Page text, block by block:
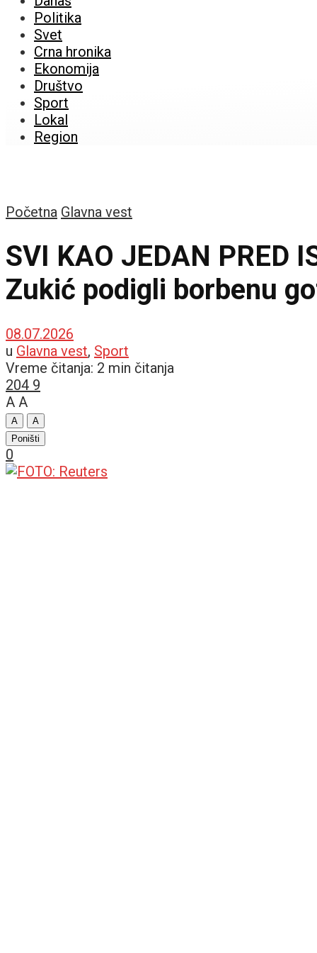
Politika
Svet
Crna hronika
Ekonomija
Društvo
Sport
Lokal
Region
Početna Glavna vest
SVI KAO JEDAN PRED
Zukić podigli borbenu
08.07.2026
u Glavna vest, Sport
Vreme čitanja: 2 min čitanja
204 9
A A
A
A
Poništi
0